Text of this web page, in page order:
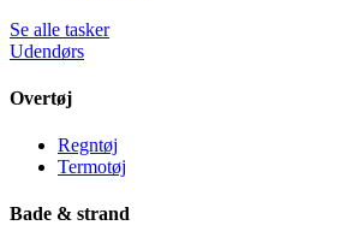
Se alle tasker
Udendørs
Overtøj
Regntøj
Termotøj
Bade & strand